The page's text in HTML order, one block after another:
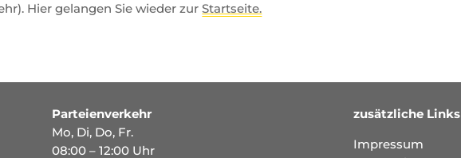
Hier gelangen Sie wieder zurStartseite.
Parteienverkehr
Mo, Di, Do, Fr.
08:00 – 12:00 Uhr
zusätzliche Links
Impressum